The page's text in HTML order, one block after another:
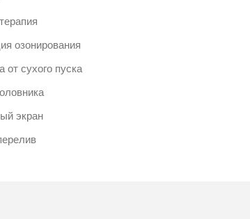
озонирования
от сухого пуска
экран